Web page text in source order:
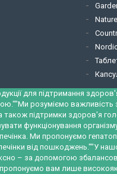
для підтримання здоров'я
розуміємо важливість
також підтримки здоров'я
функціонування
Ми пропонуємо
від пошкоджень.""У
– за допомогою
вам лише